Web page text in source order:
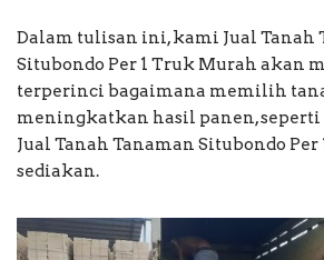
Dalam tulisan ini, kami Jual Tanah
Situbondo Per 1 Truk Murah akan
terperinci bagaimana memilih
meningkatkan hasil panen,
Jual Tanah Tanaman Situbondo
sediakan.